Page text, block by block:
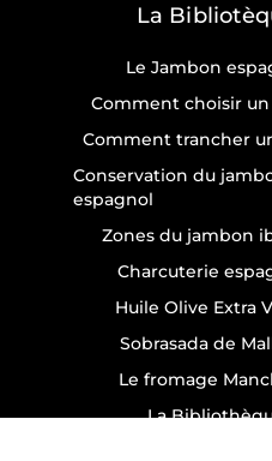
La
Le Jambon
Comment choisir
Comment trancher
Conservation du
espagnol
Zones du jambon
Charcuterie
Huile Olive Extra
Sobrasada de
Le fromage
La